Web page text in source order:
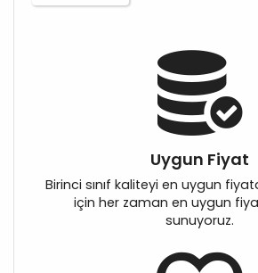
Uygun Fiyat
Birinci sınıf kaliteyi en uygun
için her zaman en uygun
sunuyoruz.